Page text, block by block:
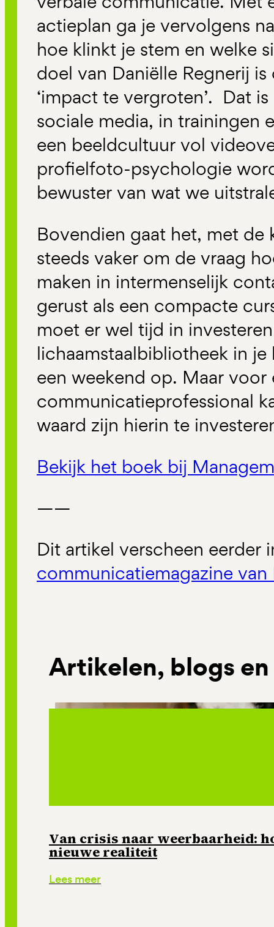
actieplan ga je vervolgens
hoe klinkt je stem en welke
doel van Daniëlle Regnerij
‘impact te vergroten’. Dat
sociale media, in trainingen
een beeldcultuur vol
profielfoto-psychologie
bewuster van wat we
Bovendien gaat het, met de
steeds vaker om de vraag
maken in intermenselijk
gerust als een compacte
moet er wel tijd in
lichaamstaalbibliotheek in
een weekend op. Maar voor
communicatieprofessional
waard zijn hierin te
Bekijk het boek bij
——
Dit artikel verscheen eerder
communicatiemagazine van
Artikelen, blogs
Van crisis naar weerbaarheid:
nieuwe realiteit
Lees meer